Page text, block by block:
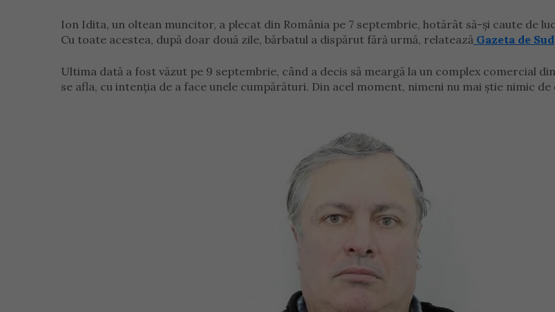
Ion Idita, un oltean muncitor, a plecat din România pe 7 septembrie, hotărât să-și caute de
Cu toate acestea, după doar două zile, bărbatul a dispărut fără urmă, relatează Gazeta de Sud
Ultima dată a fost văzut pe 9 septembrie, când a decis să meargă la un complex comercial
se afla, cu intenția de a face unele cumpărături. Din acel moment, nimeni nu mai știe nimic de